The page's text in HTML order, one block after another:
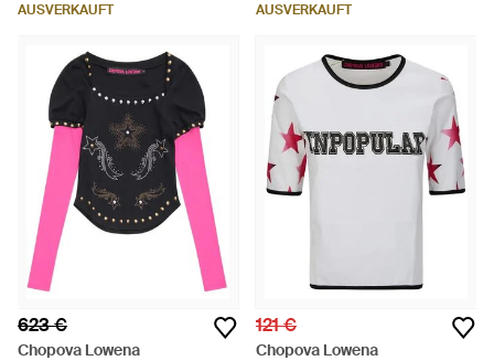
AUSVERKAUFT AUSVERKAUFT
623 €
Chopova Lowena
121 €
Chopova Lowena